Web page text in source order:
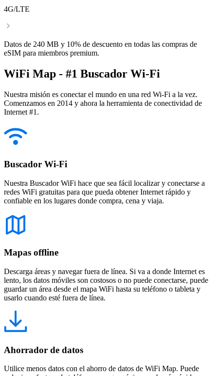
4G/LTE
Datos de 240 MB y 10% de descuento en todas las compras de
eSIM para miembros premium.
WiFi Map - #1 Buscador Wi-Fi
Nuestra misión es conectar el mundo en una red Wi-Fi a la vez.
Comenzamos en 2014 y ahora la herramienta de conectividad de
Internet #1.
Buscador Wi-Fi
Nuestra Buscador WiFi hace que sea fácil localizar y conectarse a
redes WiFi gratuitas para que pueda obtener Internet rápido y
confiable en los lugares donde compra, cena y viaja.
Mapas offline
Descarga áreas y navegar fuera de línea. Si va a donde Internet es
lento, los datos móviles son costosos o no puede conectarse, puede
guardar un área desde el mapa WiFi hasta su teléfono o tableta y
usarlo cuando esté fuera de línea.
Ahorrador de datos
Utilice menos datos con el ahorro de datos de WiFi Map. Puede